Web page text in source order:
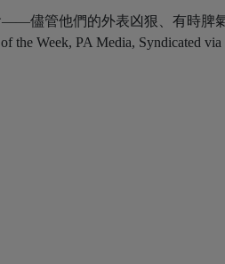
——儘管他們的外表凶狠、有時
Week, PA Media, Syndicated via